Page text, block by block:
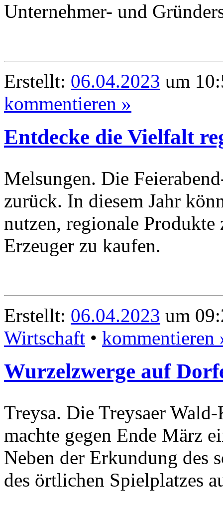
Unternehmer- und
Erstellt: 06.04.2023 um
kommentieren »
Entdecke die Vielfalt
Melsungen. Die
zurück. In diesem Jahr
nutzen, regionale
Erzeuger zu kaufen.
Erstellt: 06.04.2023 um
Wirtschaft • kommentieren
Wurzelzwerge auf
Treysa. Die Treysaer
machte gegen Ende März
Neben der Erkundung des
des örtlichen Spielplatzes